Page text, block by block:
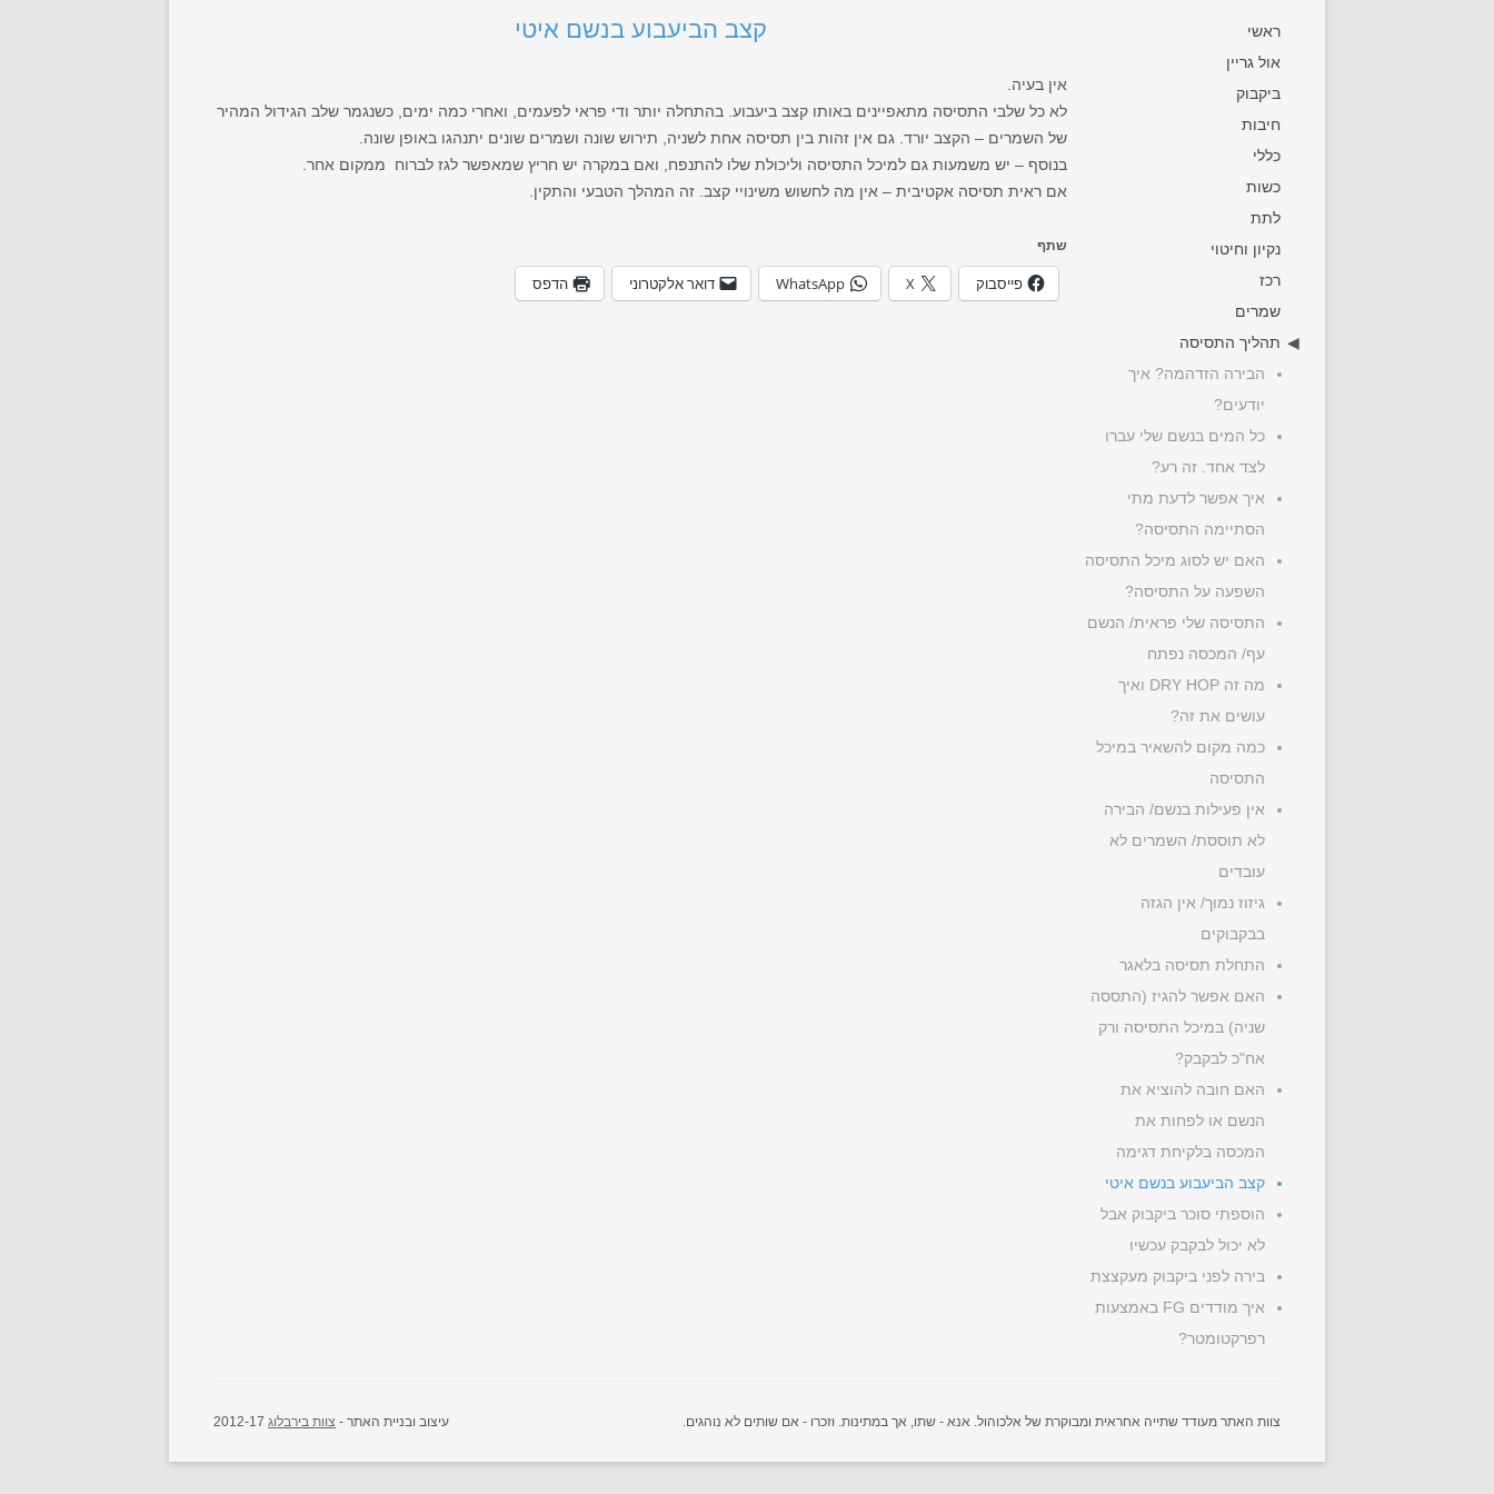
ראשי
אול גריין
ביקבוק
חיבות
כללי
כשות
לתת
נקיון וחיטוי
רכז
שמרים
תהליך התסיסה
הבירה הזדהמה? איך
יודעים?
כל המים בנשם שלי עברו
לצד אחד. זה רע?
איך אפשר לדעת מתי
הסתיימה התסיסה?
האם יש לסוג מיכל התסיסה
השפעה על התסיסה?
התסיסה שלי פראית/ הנשם
עף/ המכסה נפתח
מה זה DRY HOP ואיך
עושים את זה?
כמה מקום להשאיר במיכל
התסיסה
אין פעילות בנשם/ הבירה
לא תוססת/ השמרים לא
עובדים
גיזוז נמוך/ אין הגזה
בבקבוקים
התחלת תסיסה בלאגר
האם אפשר להגיז (התססה
שניה) במיכל התסיסה ורק
אח"כ לבקבק?
האם חובה להוציא את
הנשם או לפחות את
המכסה בלקיחת דגימה
קצב הביעבוע בנשם איטי
הוספתי סוכר ביקבוק אבל
לא יכול לבקבק עכשיו
בירה לפני ביקבוק מעקצצת
איך מודדים FG באמצעות
רפרקטומטר?
קצב הביעבוע בנשם איטי
אין בעיה.
לא כל שלבי התסיסה מתאפיינים באותו קצב ביעבוע. בהתחלה יותר ודי פראי לפעמים, ואחרי כמה ימים, כשנגמר שלב הגידול המהיר
של השמרים – הקצב יורד. גם אין זהות בין תסיסה אחת לשניה, תירוש שונה ושמרים שונים יתנהגו באופן שונה.
בנוסף – יש משמעות גם למיכל התסיסה וליכולת שלו להתנפח, ואם במקרה יש חריץ שמאפשר לגז לברוח ממקום אחר.
אם ראית תסיסה אקטיבית – אין מה לחשוש משינויי קצב. זה המהלך הטבעי והתקין.
שתף
פייסבוק X
WhatsApp דואר אלקטרוני הדפס
צוות האתר מעודד שתייה אחראית ומבוקרת של אלכוהול. אנא - שתו, אך במתינות. וזכרו - אם שותים לא נוהגים. עיצוב ובניית האתר - צוות בירבלוג